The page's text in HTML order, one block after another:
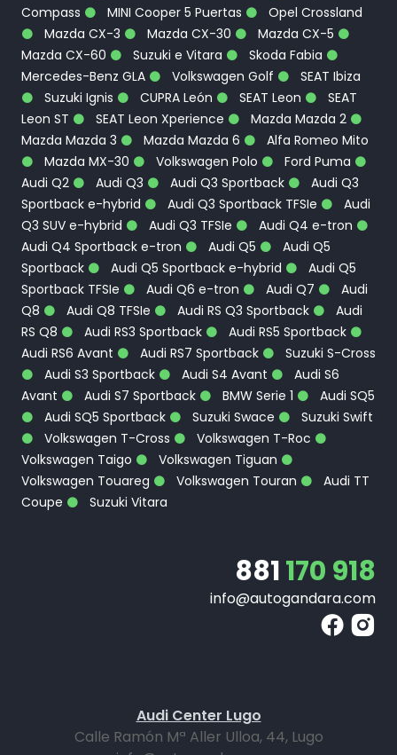
Compass
MINI Cooper 5 Puertas
Opel Crossland
Mazda CX-3
Mazda CX-30
Mazda CX-5
Mazda CX-60
Suzuki e Vitara
Skoda Fabia
Mercedes-Benz GLA
Volkswagen Golf
SEAT Ibiza
Suzuki Ignis
CUPRA León SEAT Leon
SEAT
Leon ST
SEAT Leon Xperience
Mazda Mazda 2
Mazda Mazda 3
Mazda Mazda 6
Alfa Romeo Mito
Mazda MX-30
Volkswagen Polo
Ford Puma
Audi Q2
Audi Q3 Audi Q3 Sportback
Audi Q3
Sportback e-hybrid
Audi Q3 Sportback TFSIe
Audi
Q3 SUV e-hybrid
Audi Q3 TFSIe
Audi Q4 e-tron
Audi Q4 Sportback e-tron
Audi Q5
Audi Q5
Sportback
Audi Q5 Sportback e-hybrid
Audi Q5
Sportback TFSIe
Audi Q6 e-tron Audi Q7
Audi
Q8
Audi Q8 TFSIe Audi RS Q3 Sportback
Audi
RS Q8
Audi RS3 Sportback
Audi RS5 Sportback
Audi RS6 Avant
Audi RS7 Sportback
Suzuki S-Cross
Audi S3 Sportback
Audi S4 Avant
Audi S6
Avant
Audi S7 Sportback BMW Serie 1
Audi SQ5
Audi SQ5 Sportback
Suzuki Swace
Suzuki Swift
Volkswagen T-Cross
Volkswagen T-Roc
Volkswagen Taigo
Volkswagen Tiguan
Volkswagen Touareg
Volkswagen Touran
Audi TT
Coupe
Suzuki Vitara
881170 918
info@autogandara.com
Audi Center Lugo
Calle Ramón Mª Aller Ulloa, 44, Lugo